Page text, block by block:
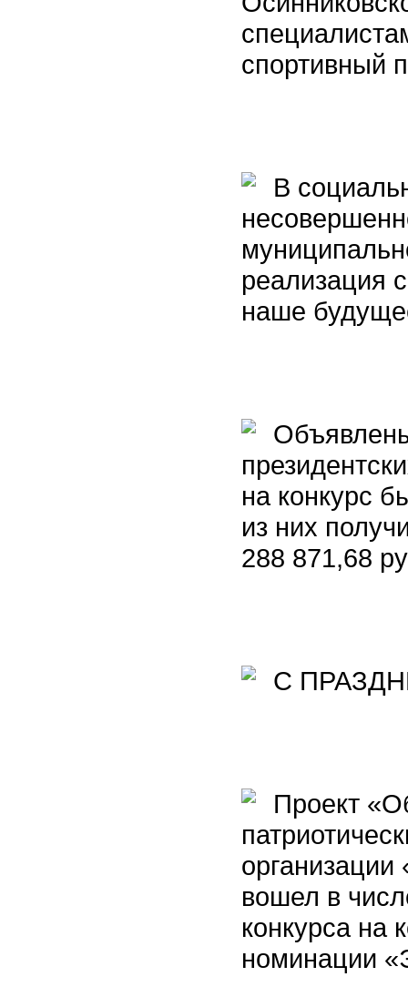
спортивный
В
реализация
наше
на конкурс
из них
288 871,68
С
Проект
вошел в
конкурса на
номинации